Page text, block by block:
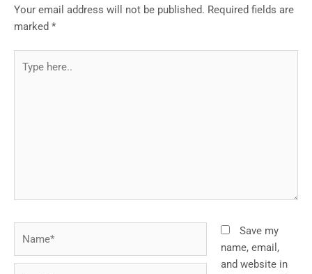
Your email address will not be published. Required fields are
marked *
here..
Save my
name, email,
and website in